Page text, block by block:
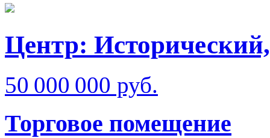
Центр:
50 000 000 руб.
Торговое помещение